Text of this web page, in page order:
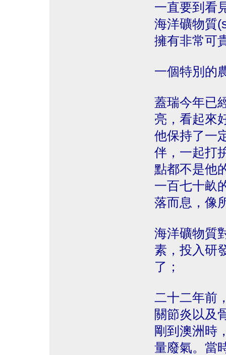
一直要到看
海洋礦物質
擁有非常可
一個特別的
蓋瑞今年已
亮，看起來
他保持了一
伴，一起打
點都不是他
一百七十畝
落而息，像
海洋礦物質
素，投入研
了；
二十二年前
關節炎以及
剛到澳洲時
量廢氣。當